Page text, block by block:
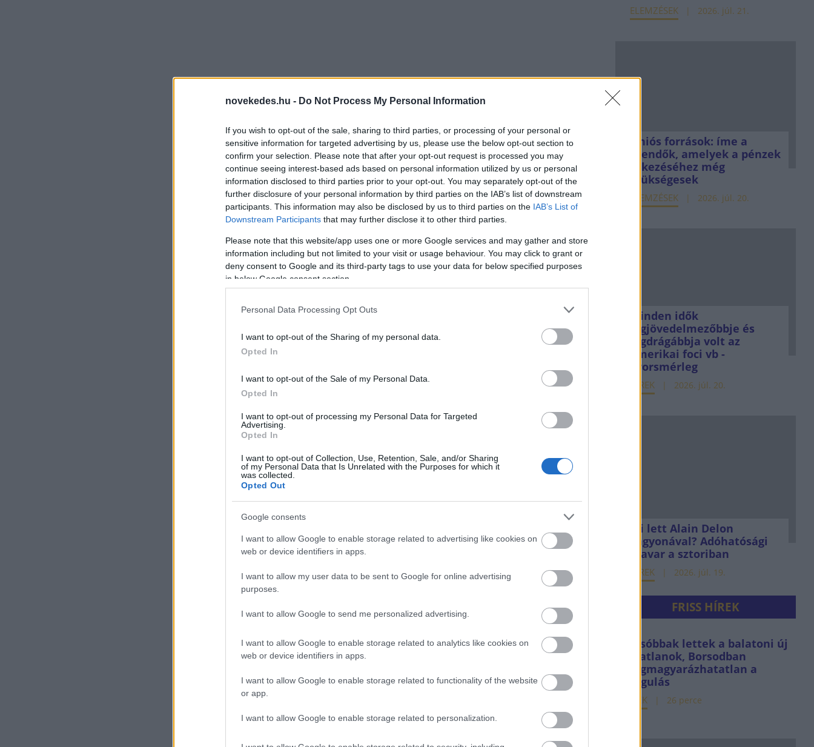
novekedes.hu - Do Not Process My Personal Information
If you wish to opt-out of the sale, sharing to third parties, or processing of your personal or
sensitive information for targeted advertising by us, please use the below opt-out section to
confirm your selection. Please note that after your opt-out request is processed you may
continue seeing interest-based ads based on personal information utilized by us or personal
information disclosed to third parties prior to your opt-out. You may separately opt-out of the
further disclosure of your personal information by third parties on the IAB’s list of downstream
participants. This information may also be disclosed by us to third parties on the IAB’s List of
Downstream Participants that may further disclose it to other third parties.
Please note that this website/app uses one or more Google services and may gather and store
information including but not limited to your visit or usage behaviour. You may click to grant or
deny consent to Google and its third-party tags to use your data for below specified purposes
in below Google consent section.
Personal Data Processing Opt Outs
I want to opt-out of the Sharing of my personal data.
Opted In
I want to opt-out of the Sale of my Personal Data.
Opted In
I want to opt-out of processing my Personal Data for Targeted
Advertising.
Opted In
I want to opt-out of Collection, Use, Retention, Sale, and/or Sharing
of my Personal Data that Is Unrelated with the Purposes for which it
was collected.
Opted Out
Google consents
I want to allow Google to enable storage related to advertising like cookies on
web or device identifiers in apps.
I want to allow my user data to be sent to Google for online advertising
purposes.
I want to allow Google to send me personalized advertising.
I want to allow Google to enable storage related to analytics like cookies on
web or device identifiers in apps.
I want to allow Google to enable storage related to functionality of the website
or app.
I want to allow Google to enable storage related to personalization.
ELEMZÉSEK 2026. júl. 21.
Uniós források: íme a
teendők, amelyek a pénzek
érkezéséhez még
szükségesek
ELEMZÉSEK 2026. júl. 20.
Minden idők
legjövedelmezőbbje és
legdrágábbja volt az
amerikai foci vb -
gyorsmérleg
HÍREK 2026. júl. 20.
Mi lett Alain Delon
vagyonával? Adóhatósági
csavar a sztoriban
HÍREK 2026. júl. 19.
FRISS HÍREK
Olcsóbbak lettek a balatoni új
ingatlanok, Borsodban
megmagyarázhatatlan a
drágulás
HÍREK 26 perce